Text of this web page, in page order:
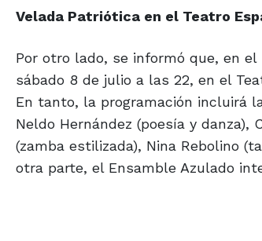
Velada Patriótica en el Teatro
Por otro lado, se informó que, en
sábado 8 de julio a las 22, en el
En tanto, la programación incluirá
Neldo Hernández (poesía y
(zamba estilizada), Nina Rebolino
otra parte, el Ensamble Azulado